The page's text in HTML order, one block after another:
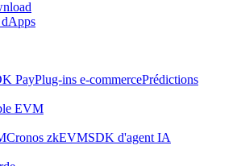
PayPlug-ins e-commercePrédictions
EVM
Cronos zkEVMSDK d'agent IA